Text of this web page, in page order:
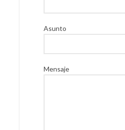
Asunto
Mensaje